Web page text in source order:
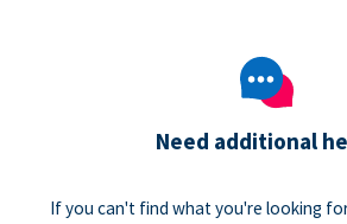
Need additional
If you can't find what you're looking